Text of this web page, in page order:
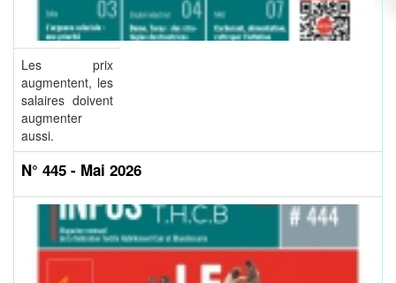
Les prix
augmentent, les
salaires doivent
augmenter
aussi.
N° 445 - Mai 2026